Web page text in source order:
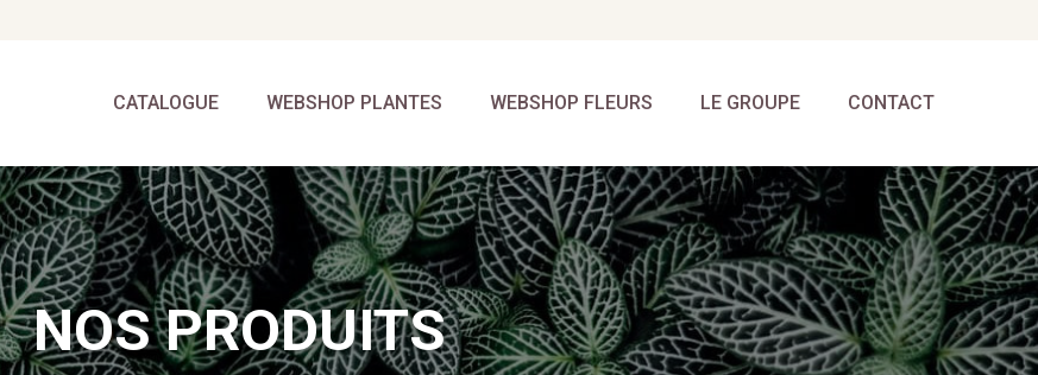
CATALOGUE WEBSHOP PLANTES WEBSHOP FLEURS LE GROUPE CONTACT
NOS PRODUITS